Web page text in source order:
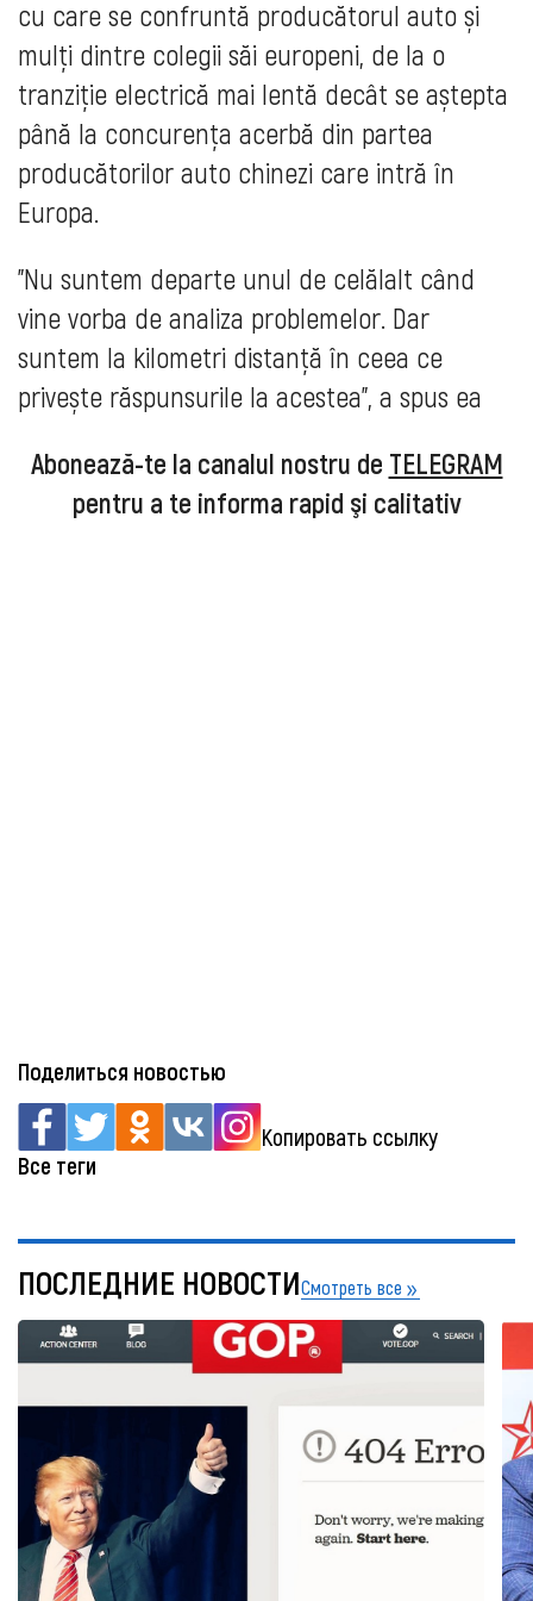
cu care se confruntă producătorul auto și
mulți dintre colegii săi europeni, de la o
tranziție electrică mai lentă decât se aștepta
până la concurența acerbă din partea
producătorilor auto chinezi care intră în
Europa.
"Nu suntem departe unul de celălalt când
vine vorba de analiza problemelor. Dar
suntem la kilometri distanță în ceea ce
privește răspunsurile la acestea", a spus ea
Abonează-te la canalul nostru de TELEGRAM
pentru a te informa rapid şi calitativ
Поделиться новостью
Копировать ссылку
Все теги
ПОСЛЕДНИЕ НОВОСТИСмотреть все